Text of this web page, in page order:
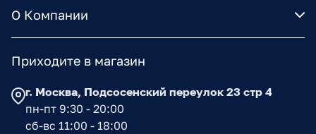
О Компании
Приходите в магазин
г. Москва, Подсосенский переулок 23 стр 4
пн-пт 9:30 - 20:00
сб-вс 11:00 - 18:00